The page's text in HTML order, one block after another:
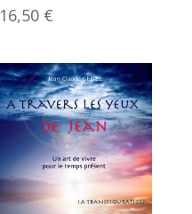
16,50 €